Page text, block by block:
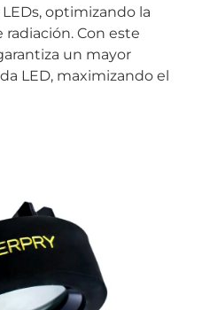
optimizando la
Con este
un mayor
LED, maximizando el